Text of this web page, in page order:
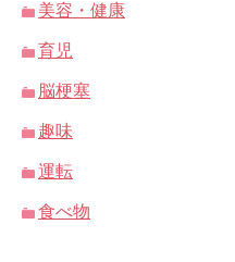
美容・健康
育児
脳梗塞
趣味
運転
食べ物